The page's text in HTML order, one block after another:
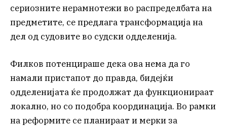
сериозните нерамнотежи во распределбата на
предметите, се предлага трансформација на
дел од судовите во судски одделенија.
Филков потенцираше дека ова нема да го
намали пристапот до правда, бидејќи
одделенијата ќе продолжат да функционираат
локално, но со подобра координација. Во рамки
на реформите се планираат и мерки за